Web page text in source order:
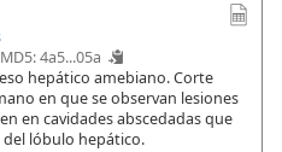
MD5: 4a5...05a
hepático amebiano. Corte
en que se observan lesiones
en cavidades abscedadas que
lóbulo hepático.